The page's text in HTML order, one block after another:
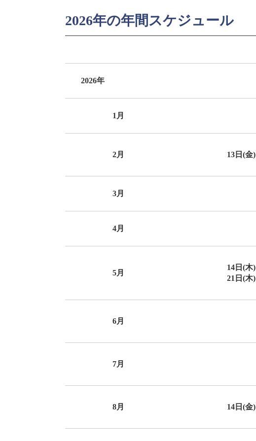
2026年の年間スケジュール
2026年
1月
2月 13日(金)
3月
4月
5月
14日(木)
21日(木)
6月
7月
8月 14日(金)